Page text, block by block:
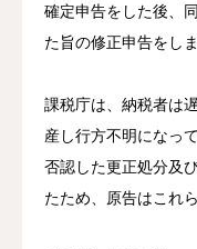
確定申告をした後、
た旨の修正申告をしま
課税庁は、納税者は
産し行方不明になっ
否認した更正処分及
たため、原告はこれ